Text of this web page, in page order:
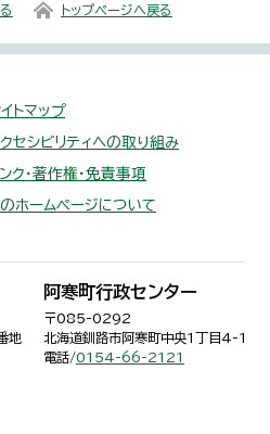
トップページへ戻る
トマップ
セシビリティへの取り組み
ク・著作権・免責事項
ホームページについて
地
阿寒町行政センター
〒085-0292
北海道釧路市阿寒町中央1丁目4-1
電話/0154-66-2121